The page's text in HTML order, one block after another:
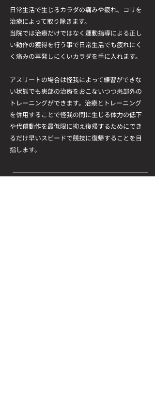
日常生活で生じるカラダの痛みや疲れ、コリを
治療によって取り除きます。
当院では治療だけではなく運動指導による正し
い動作の獲得を行う事で日常生活でも疲れにく
く痛みの再発しにくいカラダを手に入れます。
アスリートの場合は怪我によって練習ができな
い状態でも患部の治療をおこないつつ患部外の
トレーニングができます。治療とトレーニング
を併用することで怪我の間に生じる体力の低下
や代償動作を最低限に抑え復帰するためにでき
るだけ早いスピードで競技に復帰することを目
指します。